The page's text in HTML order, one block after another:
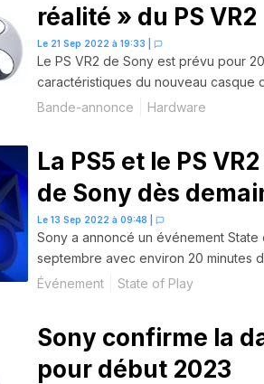
réalité » du PS VR2
Le 21 Sep 2022 à 19:33
Le PS VR2 de Sony est prévu pour
caractéristiques du nouveau casque
Bande-annonce
Hardware
La PS5 et le PS
de Sony dès
Le 13 Sep 2022 à 09:48
Sony a annoncé un événement
septembre avec environ 20 minutes
Événement
State of Play
Sony confirme la
pour début 2023